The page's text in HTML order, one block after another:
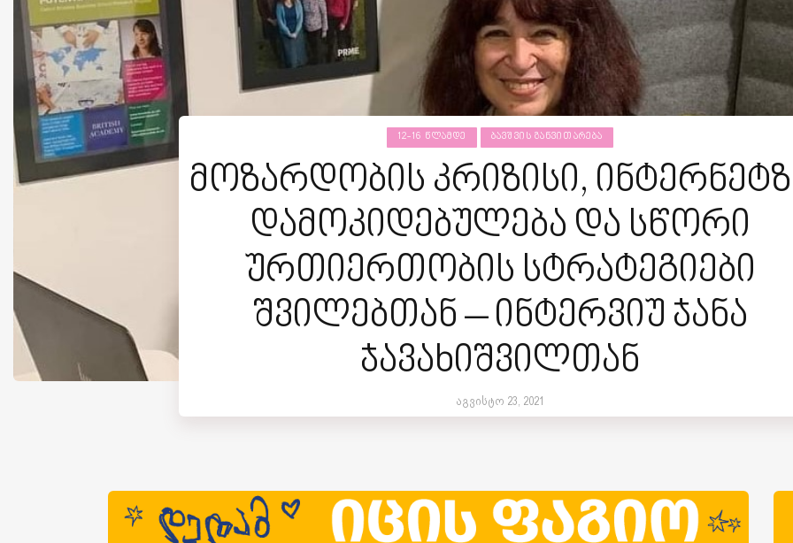
12-16 ᲬᲚᲐᲛᲓᲔ ᲑᲐᲕᲨᲕᲘᲡ ᲒᲐᲜᲕᲘᲗᲐᲠᲔᲑᲐ
მოზარდობის კრიზისი,
დამოკიდებულება და სწორი
ურთიერთობის სტრატეგიები
შვილებთან – ინტერვიუ ჯანა
ჯავახიშვილთან
აგვისტო 23, 2021